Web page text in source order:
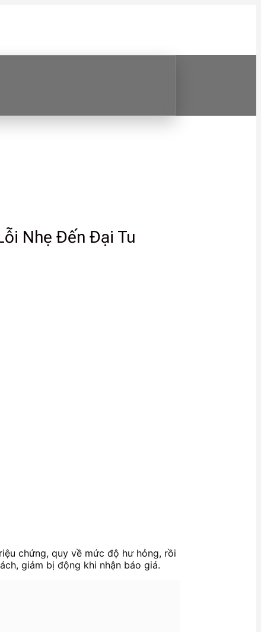
Nhẹ Đến Đại Tu
chứng, quy về mức độ hư hỏng, rồi
giảm bị động khi nhận báo giá.